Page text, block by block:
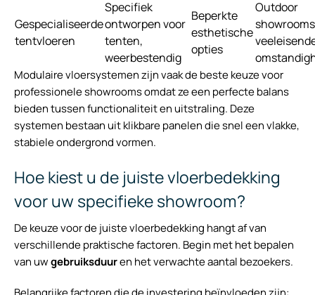
Gespecialiseerde
tentvloeren
Specifiek
ontworpen voor
tenten,
weerbestendig
Beperkte
esthetische
opties
Outdoor
Modulaire vloersystemen zijn vaak de beste keuze voor
professionele showrooms omdat ze een perfecte balans
bieden tussen functionaliteit en uitstraling. Deze
systemen bestaan uit klikbare panelen die snel een vlakke,
stabiele ondergrond vormen.
Hoe kiest u de juiste vloerbedekking
voor uw specifieke showroom?
De keuze voor de juiste vloerbedekking hangt af van
verschillende praktische factoren. Begin met het bepalen
van uwgebruiksduuren het verwachte aantal bezoekers.